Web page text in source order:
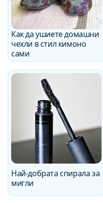
Как да ушиете домашни
чехли в стил кимоно
сами
Най-добрата спирала за
мигли